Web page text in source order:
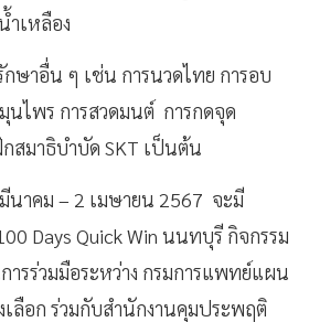
ำเหลือง
กษาอื่น ๆ เช่น การนวดไทย การอบ
นไพร การสวดมนต์ การกดจุด
สมาธิบำบัด SKT เป็นต้น
นาคม – 2 เมษายน 2567 จะมี
Days Quick Win นนทบุรี กิจกรรม
รร่วมมือระหว่าง กรมการแพทย์แผน
ลือก ร่วมกับสำนักงานคุมประพฤติ